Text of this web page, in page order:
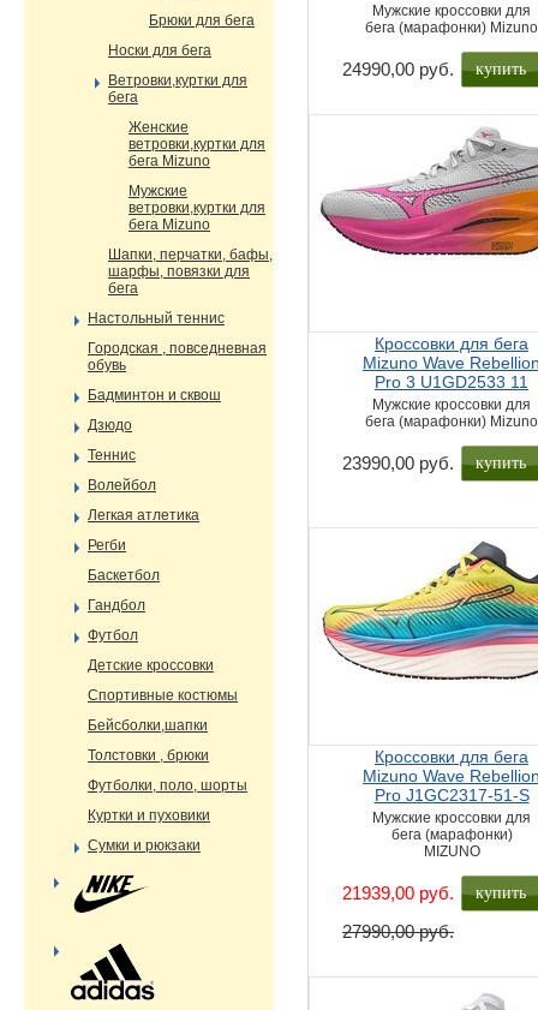
Мужские кроссовки для
бега (марафонки) Mizuno
24990,00 руб. купить
Кроссовки для бега
Mizuno Wave
Pro 3 U1GD2533 11
Мужские кроссовки для
бега (марафонки) Mizuno
23990,00 руб. купить
Кроссовки для бега
Mizuno Wave
Pro J1GC2317-51-S
Мужские кроссовки для
бега (марафонки)
MIZUNO
21939,00 руб.
27990,00 руб.
купить
Брюки для бега
Носки для бега
Ветровки,куртки для
бега
Женские
ветровки,куртки для
бега Mizuno
Мужские
ветровки,куртки для
бега Mizuno
Шапки, перчатки, бафы,
шарфы, повязки для
бега
Настольный теннис
Городская , повседневная
обувь
Бадминтон и сквош
Дзюдо
Теннис
Волейбол
Легкая атлетика
Регби
Баскетбол
Гандбол
Футбол
Детские кроссовки
Спортивные костюмы
Бейсболки,шапки
Толстовки , брюки
Футболки, поло, шорты
Куртки и пуховики
Сумки и рюкзаки